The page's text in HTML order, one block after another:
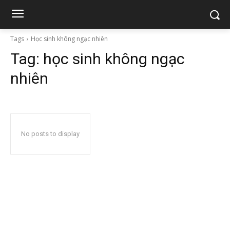
Tags Học sinh không ngạc nhiên
Tag: học sinh không ngạc
nhiên
No posts to display